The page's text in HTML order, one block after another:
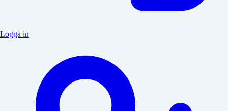
Logga in